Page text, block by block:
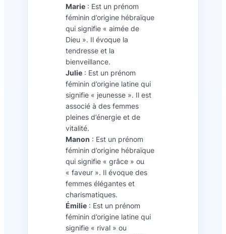
Marie: Est un prénom
féminin d’origine hébraïque
qui signifie « aimée de
Dieu ». Il évoque la
tendresse et la
bienveillance.
Julie: Est un prénom
féminin d’origine latine qui
signifie « jeunesse ». Il est
associé à des femmes
pleines d’énergie et de
vitalité.
Manon : Est un prénom
féminin d’origine hébraïque
qui signifie « grâce » ou
« faveur ». Il évoque des
femmes élégantes et
charismatiques.
Émilie: Est un prénom
féminin d’origine latine qui
signifie « rival » ou